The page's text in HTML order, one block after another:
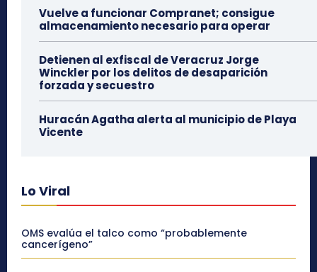
Vuelve a funcionar Compranet; consigue
almacenamiento necesario para operar
Detienen al exfiscal de Veracruz Jorge
Winckler por los delitos de desaparición
forzada y secuestro
Huracán Agatha alerta al municipio de Playa
Vicente
Lo Viral
OMS evalúa el talco como “probablemente
cancerígeno”